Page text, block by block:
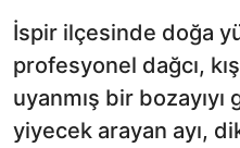
İspir ilçesinde doğa
profesyonel dağcı,
uyanmış bir
yiyecek arayan ayı,